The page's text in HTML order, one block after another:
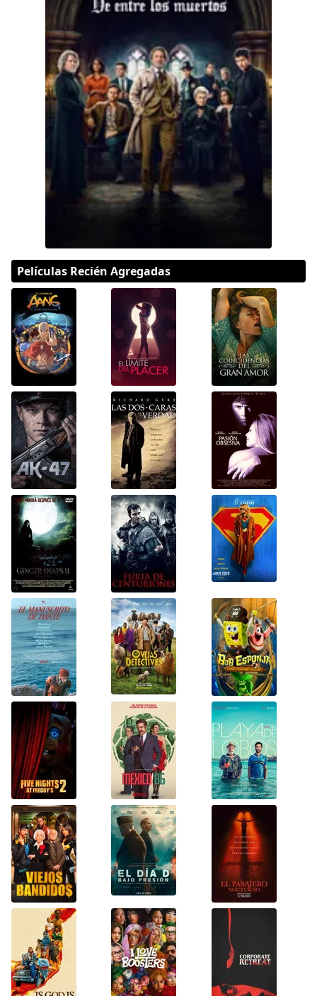
Apple tv+
Peacock
Películas Recién Agregadas